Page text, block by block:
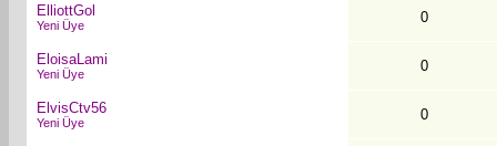
ElliottGol
Yeni Üye 0
EloisaLami
Yeni Üye 0
ElvisCtv56
Yeni Üye 0